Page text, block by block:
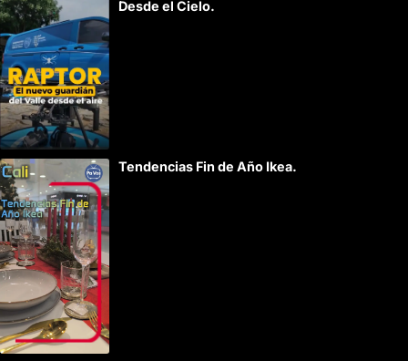
e
:
Desde el Cielo.
Tendencias Fin de Año Ikea.